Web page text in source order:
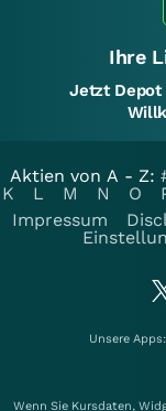
Ihre
Jetzt Depot
Aktien von A - Z:
K
L M N O
Impressum
Unsere Apps:
Wenn Sie Kursdaten,